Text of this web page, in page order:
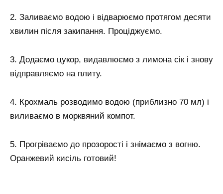
2. Заливаємо водою і відварюємо протягом десяти
хвилин після закипання. Проціджуємо.
3. Додаємо цукор, видавлюємо з лимона сік і знову
відправляємо на плиту.
4. Крохмаль розводимо водою (приблизно 70 мл) і
виливаємо в морквяний компот.
5. Прогріваємо до прозорості і знімаємо з вогню.
Оранжевий кисіль готовий!